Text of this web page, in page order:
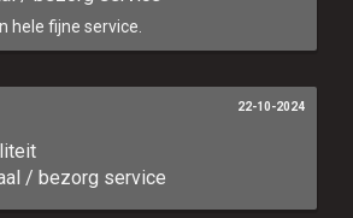
hele fijne service.
/ bezorg service
22-10-2024